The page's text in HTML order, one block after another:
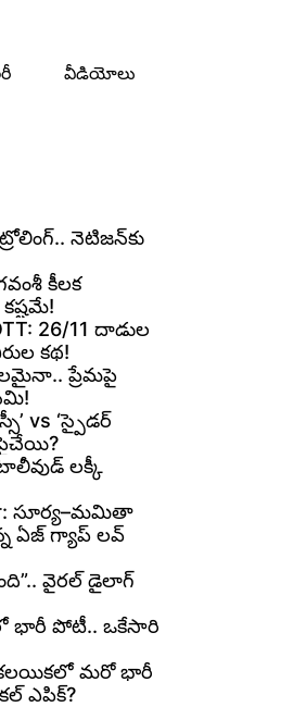
వీడియోలు
నెటిజన్‌కు
కీలక
26/11 దాడుల
కథ!
ప్రేమపై
vs ‘స్పైడర్
లక్కీ
సూర్య–మమితా
ఏజ్ గ్యాప్ లవ్
వైరల్ డైలాగ్
భారీ పోటీ.. ఒకేసారి
కలయికలో మరో భారీ
ఎపిక్?